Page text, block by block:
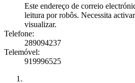
Este endereço de correio
leitura por robôs. Necessita
visualizar.
Telefone:
289094237
Telemóvel:
919996525